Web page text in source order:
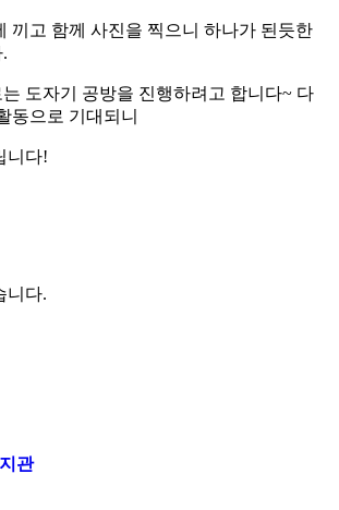
끼고 함께 사진을 찍으니 하나가 된듯한
도자기 공방을 진행하려고 합니다~ 다
동으로 기대되니
니다!
니다.
관